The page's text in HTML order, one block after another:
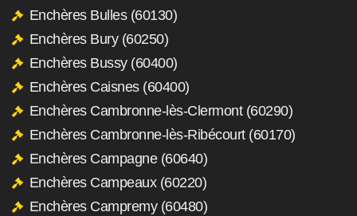
Enchères Bulles (60130)
Enchères Bury (60250)
Enchères Bussy (60400)
Enchères Caisnes (60400)
Enchères Cambronne-lès-Clermont (60290)
Enchères Cambronne-lès-Ribécourt (60170)
Enchères Campagne (60640)
Enchères Campeaux (60220)
Enchères Campremy (60480)